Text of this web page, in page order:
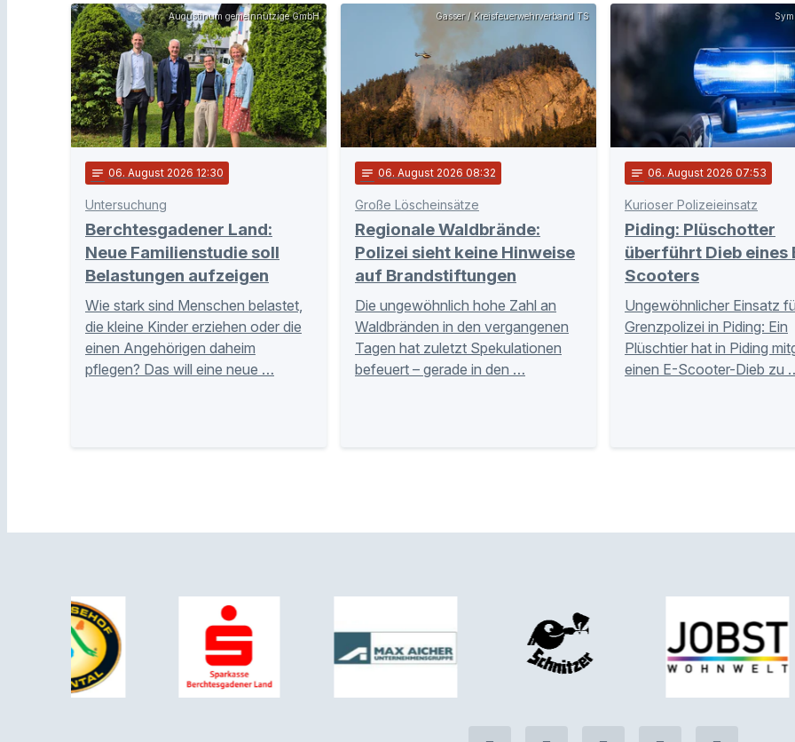
Augustinum gemeinnützige GmbH
notes 06. August 2026 12:30
Untersuchung
Berchtesgadener Land:
Neue Familienstudie soll
Belastungen aufzeigen
Wie stark sind Menschen belastet,
die kleine Kinder erziehen oder die
einen Angehörigen daheim
pflegen? Das will eine neue …
Gasser / Kreisfeuerwehrverband TS
notes 06. August 2026 08:32
Große Löscheinsätze
Regionale Waldbrände:
Polizei sieht keine Hinweise
auf Brandstiftungen
Die ungewöhnlich hohe Zahl an
Waldbränden in den vergangenen
Tagen hat zuletzt Spekulationen
befeuert – gerade in den …
notes 06. August 2026 07:53
Kurioser Polizeieinsatz
Piding: Plüschotter
überführt Dieb eines
Scooters
Ungewöhnlicher Einsatz
Grenzpolizei in Piding: Ein
Plüschtier hat in Piding
einen E-Scooter-Dieb zu